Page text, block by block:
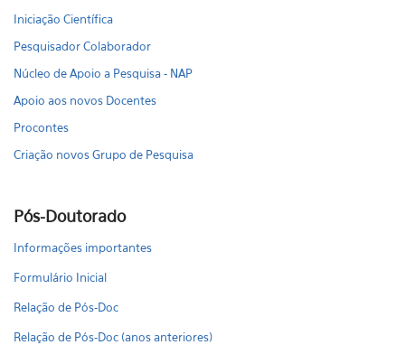
Iniciação Científica
Pesquisador Colaborador
Núcleo de Apoio a Pesquisa - NAP
Apoio aos novos Docentes
Procontes
Criação novos Grupo de Pesquisa
Pós-Doutorado
Informações importantes
Formulário Inicial
Relação de Pós-Doc
Relação de Pós-Doc (anos anteriores)